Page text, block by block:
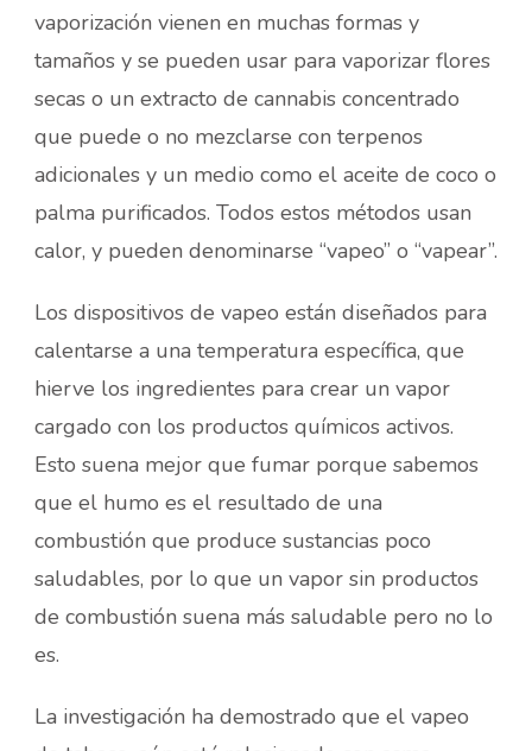
vaporización vienen en muchas formas y
tamaños y se pueden usar para vaporizar flores
secas o un extracto de cannabis concentrado
que puede o no mezclarse con terpenos
adicionales y un medio como el aceite de coco o
palma purificados. Todos estos métodos usan
calor, y pueden denominarse “vapeo” o “vapear”.
Los dispositivos de vapeo están diseñados para
calentarse a una temperatura específica, que
hierve los ingredientes para crear un vapor
cargado con los productos químicos activos.
Esto suena mejor que fumar porque sabemos
que el humo es el resultado de una
combustión que produce sustancias poco
saludables, por lo que un vapor sin productos
de combustión suena más saludable pero no lo
es.
La investigación ha demostrado que el vapeo